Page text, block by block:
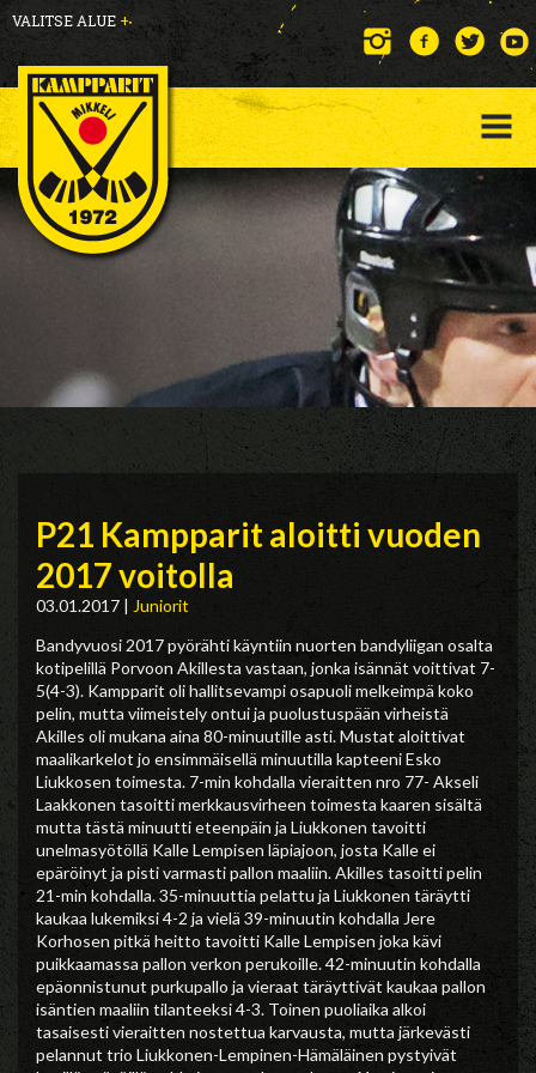
VALITSE ALUE +
P21 Kampparit aloitti vuoden
2017 voitolla
03.01.2017 | Juniorit
Bandyvuosi 2017 pyörähti käyntiin nuorten bandyliigan osalta
kotipelillä Porvoon Akillesta vastaan, jonka isännät voittivat 7-
5(4-3). Kampparit oli hallitsevampi osapuoli melkeimpä koko
pelin, mutta viimeistely ontui ja puolustuspään virheistä
Akilles oli mukana aina 80-minuutille asti. Mustat aloittivat
maalikarkelot jo ensimmäisellä minuutilla kapteeni Esko
Liukkosen toimesta. 7-min kohdalla vieraitten nro 77- Akseli
Laakkonen tasoitti merkkausvirheen toimesta kaaren sisältä
mutta tästä minuutti eteenpäin ja Liukkonen tavoitti
unelmasyötöllä Kalle Lempisen läpiajoon, josta Kalle ei
epäröinyt ja pisti varmasti pallon maaliin. Akilles tasoitti pelin
21-min kohdalla. 35-minuuttia pelattu ja Liukkonen täräytti
kaukaa lukemiksi 4-2 ja vielä 39-minuutin kohdalla Jere
Korhosen pitkä heitto tavoitti Kalle Lempisen joka kävi
puikkaamassa pallon verkon perukoille. 42-minuutin kohdalla
epäonnistunut purkupallo ja vieraat täräyttivät kaukaa pallon
isäntien maaliin tilanteeksi 4-3. Toinen puoliaika alkoi
tasaisesti vieraitten nostettua karvausta, mutta järkevästi
pelannut trio Liukkonen-Lempinen-Hämäläinen pystyivät